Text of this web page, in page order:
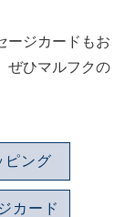
ージカードもお
ぜひマルフクの
ピング
カード